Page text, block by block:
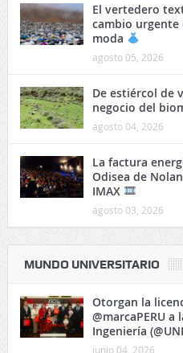
El vertedero
cambio urgente
moda
agosto 05, 2026
De estiércol de
negocio del
agosto 04, 2026
La factura
Odisea de
IMAX
agosto 03, 2026
MUNDO UNIVERSITARIO
Otorgan la
@marcaPERU
Ingeniería
junio 04, 2026